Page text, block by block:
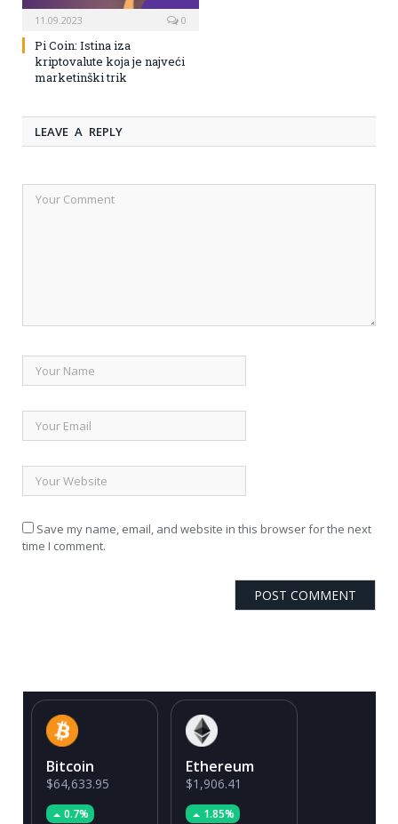
11.09.2023 0
Pi Coin: Istina iza
kriptovalute koja je najveći
marketinški trik
LEAVE A REPLY
Save my name, email, and website in this browser for the next
time I comment.
Bitcoin
$64,633.95
0.7%
Ethereum
$1,906.41
1.85%